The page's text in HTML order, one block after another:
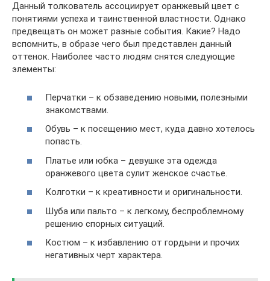
Данный толкователь ассоциирует оранжевый цвет с
понятиями успеха и таинственной властности. Однако
предвещать он может разные события. Какие? Надо
вспомнить, в образе чего был представлен данный
оттенок. Наиболее часто людям снятся следующие
элементы:
Перчатки – к обзаведению новыми, полезными
знакомствами.
Обувь – к посещению мест, куда давно хотелось
попасть.
Платье или юбка – девушке эта одежда
оранжевого цвета сулит женское счастье.
Колготки – к креативности и оригинальности.
Шуба или пальто – к легкому, беспроблемному
решению спорных ситуаций.
Костюм – к избавлению от гордыни и прочих
негативных черт характера.